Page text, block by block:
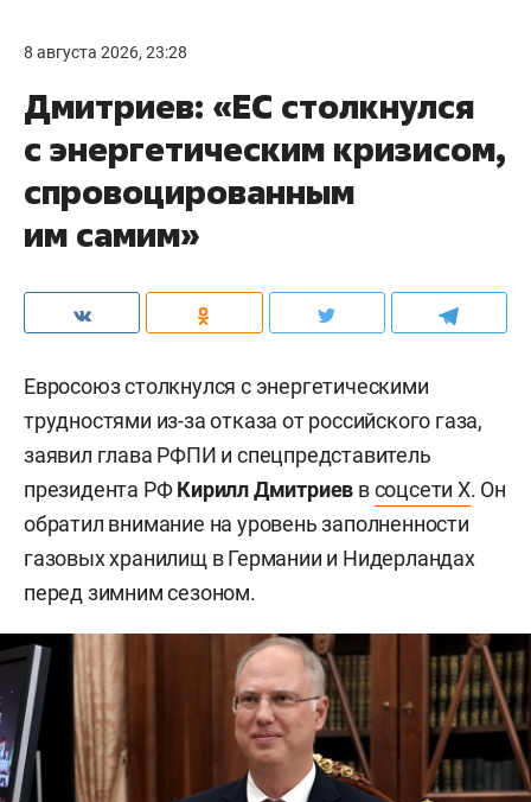
8 августа 2026, 23:28
Дмитриев: «ЕС столкнулся
с энергетическим кризисом,
спровоцированным
им самим»
Евросоюз столкнулся с энергетическими
трудностями из-за отказа от российского газа,
заявил глава РФПИ и спецпредставитель
президента РФКирилл Дмитриев всоцсети X. Он
обратил внимание на уровень заполненности
газовых хранилищ в Германии и Нидерландах
перед зимним сезоном.